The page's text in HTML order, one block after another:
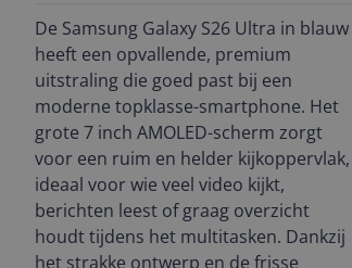
De Samsung Galaxy S26 Ultra in blauw
heeft een opvallende, premium
uitstraling die goed past bij een
moderne topklasse-smartphone. Het
grote 7 inch AMOLED-scherm zorgt
voor een ruim en helder kijkoppervlak,
ideaal voor wie veel video kijkt,
berichten leest of graag overzicht
houdt tijdens het multitasken. Dankzij
het strakke ontwerp en de frisse